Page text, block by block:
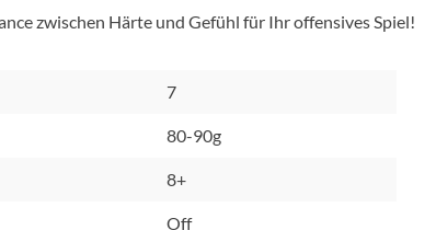
zwischen Härte und Gefühl für Ihr offensives Spiel!
7
80-90g
8+
Off